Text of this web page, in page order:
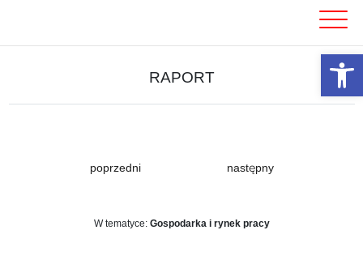
RAPORT
poprzedni następny
W tematyce: Gospodarka i rynek pracy